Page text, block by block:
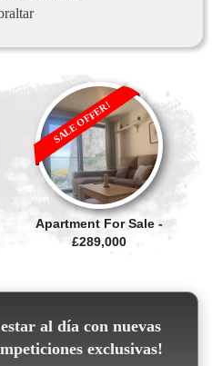
Apartment For Sale -
£289,000
SALE OFFER!
al día con nuevas
exclusivas!